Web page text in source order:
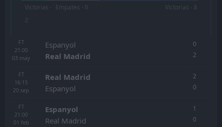
Victorias -
2
Empates - 0 Victorias - 8
FT
21:00
03 may
Espanyol
Real Madrid
0
2
FT
16:15
20 sep
Real Madrid
Espanyol
2
0
FT
21:00
01 feb
Espanyol
Real Madrid
1
0